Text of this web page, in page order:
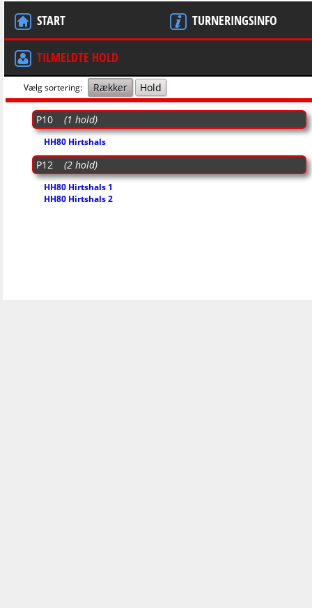
START TURNERINGSINFO
TILMELDTE HOLD
Vælg sortering: Rækker Hold
P10 (1 hold)
HH80 Hirtshals
P12 (2 hold)
HH80 Hirtshals 1
HH80 Hirtshals 2